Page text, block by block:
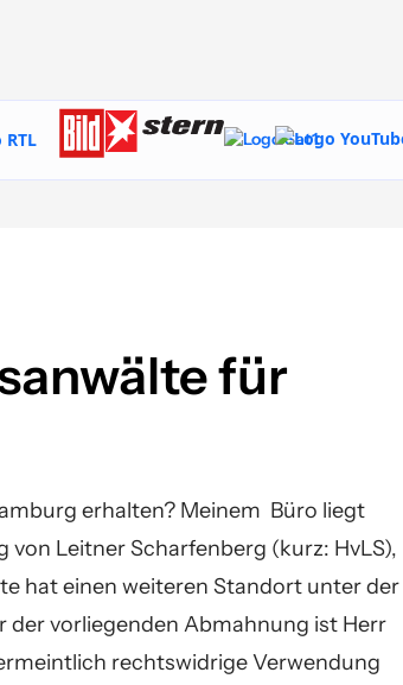
für
erhalten? Meinem Büro liegt
Leitner Scharfenberg (kurz: HvLS),
hat einen weiteren Standort unter der
vorliegenden Abmahnung ist Herr
rechtswidrige Verwendung